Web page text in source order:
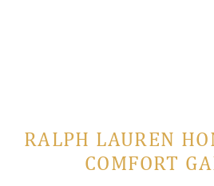
RALPH LAUREN
COMFORT